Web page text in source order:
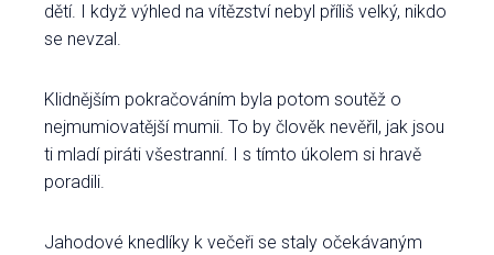
dětí. I když výhled na vítězství nebyl příliš velký, nikdo
se nevzal.
Klidnějším pokračováním byla potom soutěž o
nejmumiovatější mumii. To by člověk nevěřil, jak jsou
ti mladí piráti všestranní. I s tímto úkolem si hravě
poradili.
Jahodové knedlíky k večeři se staly očekávaným